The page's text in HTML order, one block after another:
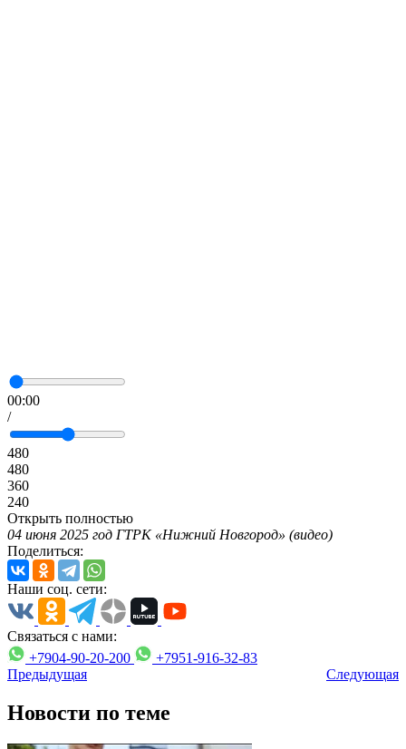
00:00
/
480
480
360
240
Открыть полностью
04 июня 2025 год ГТРК «Нижний Новгород» (видео)
Поделиться:
Наши соц. сети:
Связаться с нами:
+7904-90-20-200
+7951-916-32-83
Предыдущая
Следующая
Новости по теме